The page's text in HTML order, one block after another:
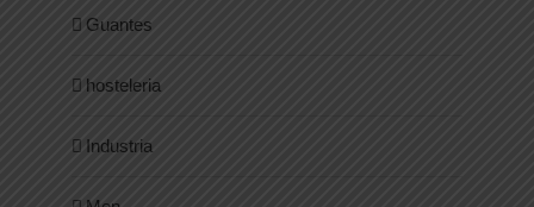
Guantes
hosteleria
Industria